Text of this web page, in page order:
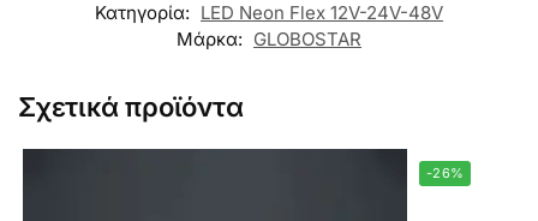
Κατηγορία: LED Neon Flex 12V-24V-48V
Μάρκα: GLOBOSTAR
Σχετικά προϊόντα
-26%